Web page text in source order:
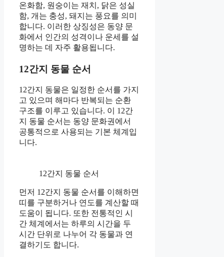
온화함, 원숭이는 재치, 닭은 성실
함, 개는 충성, 돼지는 풍요를 의미
합니다. 이러한 상징성은 동양 문
화에서 인간의 성격이나 운세를 설
명하는 데 자주 활용됩니다.
12간지 동물 순서
12간지 동물은 일정한 순서를 가지
고 있으며 해마다 반복되는 순환
구조를 이루고 있습니다. 이 12간
지 동물 순서는 동양 문화권에서
공통적으로 사용되는 기본 체계입
니다.
12간지 동물 순서
먼저 12간지 동물 순서를 이해하면
띠를 구분하거나 연도를 계산할 때
도움이 됩니다. 또한 전통적인 시
간 체계에서는 하루의 시간을 두
시간 단위로 나누어 각 동물과 연
결하기도 합니다.